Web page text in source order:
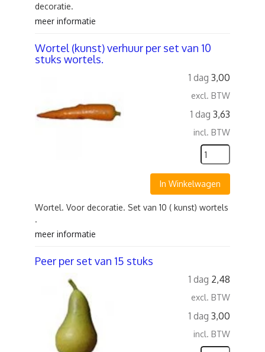
decoratie.
meer informatie
Wortel (kunst) verhuur per set van 10
stuks wortels.
1 dag 3,00
excl. BTW
1 dag 3,63
incl. BTW
In Winkelwagen
Wortel. Voor decoratie. Set van 10 ( kunst) wortels
.
meer informatie
Peer per set van 15 stuks
1 dag 2,48
excl. BTW
1 dag 3,00
incl. BTW